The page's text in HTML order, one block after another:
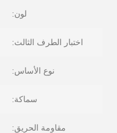
لون:
اختبار الطرف الثالث:
نوع الأساس:
سماكة:
مقاومة الحريق: